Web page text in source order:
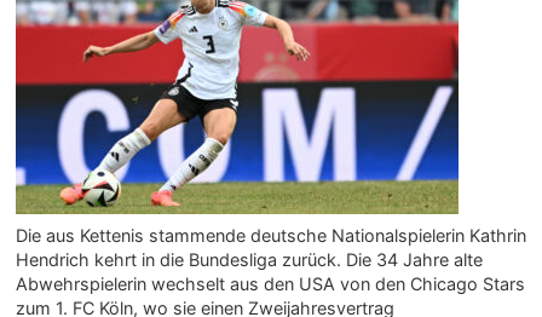
Die aus Kettenis stammende deutsche Nationalspielerin Kathrin
Hendrich kehrt in die Bundesliga zurück. Die 34 Jahre alte
Abwehrspielerin wechselt aus den USA von den Chicago Stars
zum 1. FC Köln, wo sie einen Zweijahresvertrag